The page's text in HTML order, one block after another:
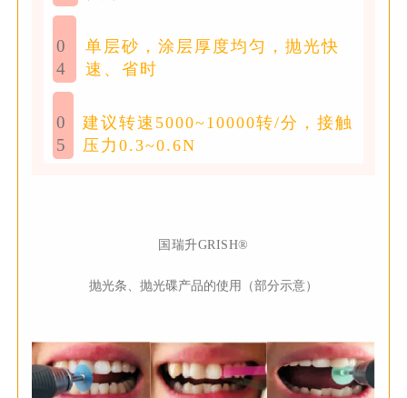
0
4
单层砂，涂层厚度均匀，抛光快
速、省时
0
5
建议转速5000~10000转/分，接触
压力0.3~0.6N
国瑞升GRISH®
抛光条、抛光碟产品的使用（部分示意）